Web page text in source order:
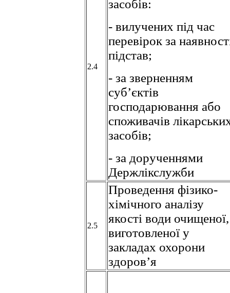
2.4
засобів:
- вилучених під час
перевірок за
підстав;
- за зверненням
суб’єктів
господарювання або
споживачів
засобів;
- за дорученнями
Держлікслужби
2.5
Проведення фізико-
хімічного аналізу
якості води очищеної,
виготовленої у
закладах охорони
здоров’я